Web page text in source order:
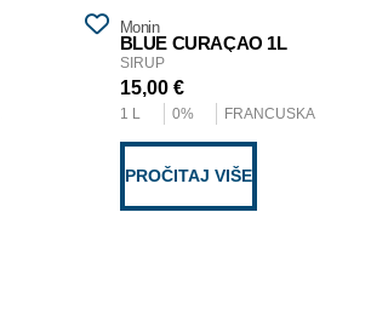
Monin
BLUE CURAÇAO 1L
SIRUP
15,00 €
1 L 0% FRANCUSKA
PROČITAJ VIŠE